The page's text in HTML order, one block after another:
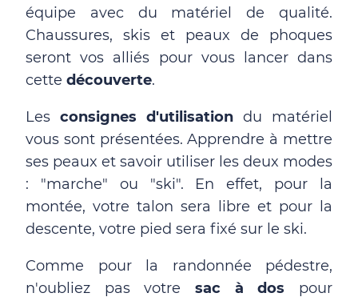
équipe avec du matériel de qualité.
Chaussures, skis et peaux de phoques
seront vos alliés pour vous lancer dans
cette découverte.
Les consignes d'utilisation du matériel
vous sont présentées. Apprendre à mettre
ses peaux et savoir utiliser les deux modes
: "marche" ou "ski". En effet, pour la
montée, votre talon sera libre et pour la
descente, votre pied sera fixé sur le ski.
Comme pour la randonnée pédestre,
n'oubliez pas votre sac à dos pour